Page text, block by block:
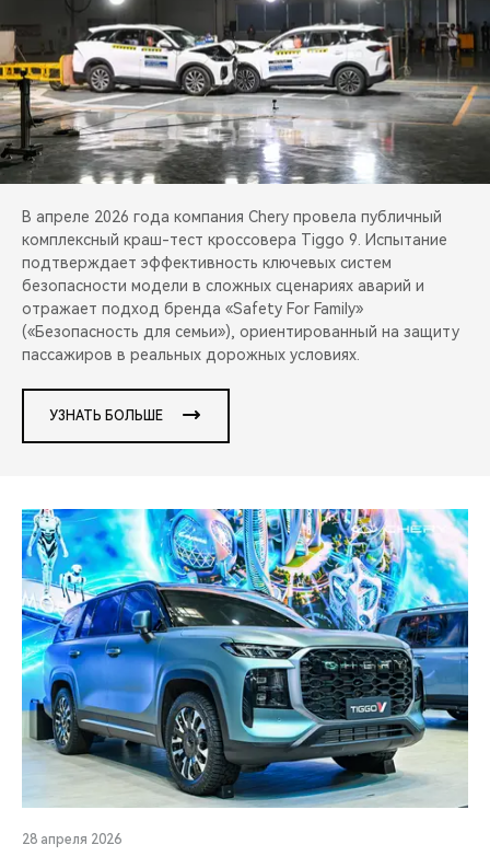
CHERY И СПОРТ
НАШИ МЕРОПРИЯТИЯ
ВИДЕООБЗОРЫ
CHERY ДЛЯ ДЕТЕЙ
В апреле 2026 года компания Chery провела публичный
комплексный краш-тест кроссовера Tiggo 9. Испытание
подтверждает эффективность ключевых систем
безопасности модели в сложных сценариях аварий и
отражает подход бренда «Safety For Family»
(«Безопасность для семьи»), ориентированный на защиту
пассажиров в реальных дорожных условиях.
УЗНАТЬ БОЛЬШЕ
28 апреля 2026